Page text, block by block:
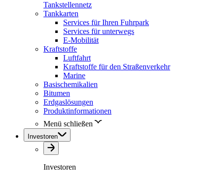
Tankstellennetz
Tankkarten
Services für Ihren Fuhrpark
Services für unterwegs
E-Mobilität
Kraftstoffe
Luftfahrt
Kraftstoffe für den Straßenverkehr
Marine
Basischemikalien
Bitumen
Erdgaslösungen
Produktinformationen
Menü schließen
Investoren
Investoren